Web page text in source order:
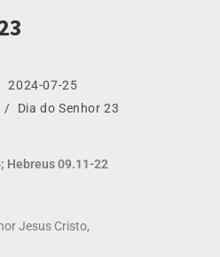
2024-07-25
/ Dia do Senhor 23
Hebreus 09.11-22
Jesus Cristo,